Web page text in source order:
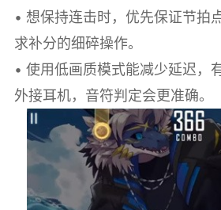
• 想保持连击时，优先保证节拍
求补分的细碎操作。
• 使用低画质模式能减少延迟，
外接耳机，音符判定会更准确。